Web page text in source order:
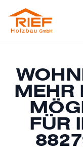
MEHR
FÜR